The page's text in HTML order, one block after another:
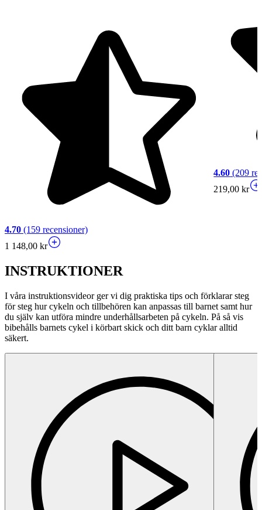
4.70 (159 recensioner)
1 148,00 kr
4.60 (209
219,00 kr
INSTRUKTIONER
I våra instruktionsvideor ger vi dig praktiska tips och förklarar steg
för steg hur cykeln och tillbehören kan anpassas till barnet samt hur
du själv kan utföra mindre underhållsarbeten på cykeln. På så vis
bibehålls barnets cykel i körbart skick och ditt barn cyklar alltid
säkert.